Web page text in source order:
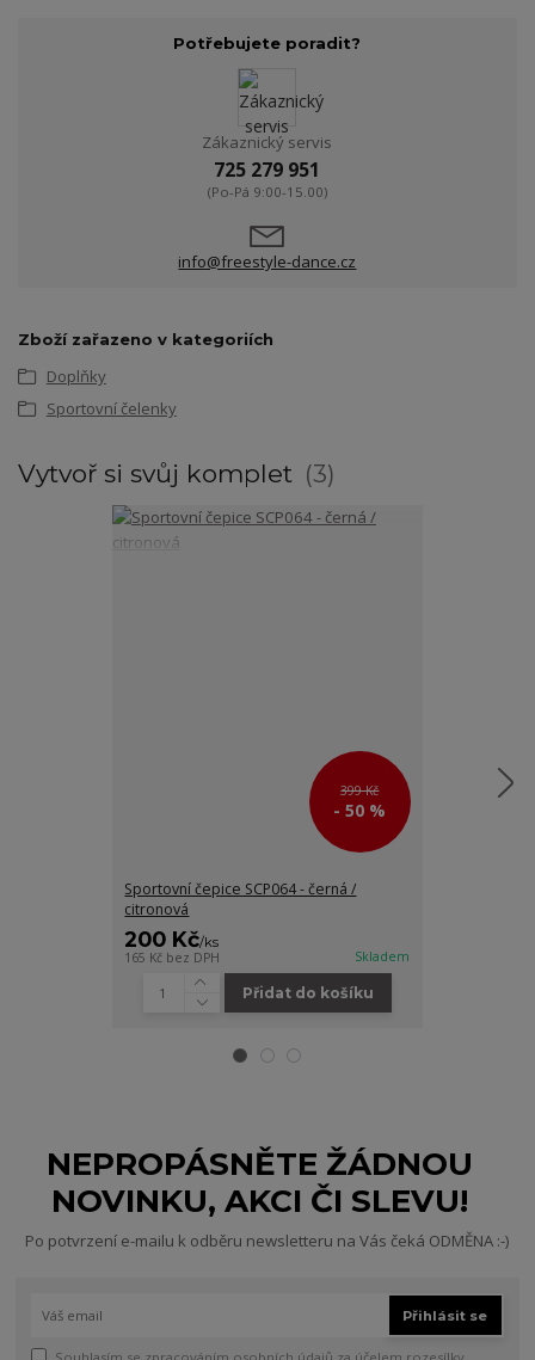
Potřebujete poradit?
Zákaznický servis
725 279 951
(Po-Pá 9:00-15.00)
info@freestyle-dance.cz
Zboží zařazeno v kategoriích
Doplňky
Sportovní čelenky
Vytvoř si svůj komplet 3
399 Kč
- 50 %
Sportovní čepice SCP064 - černá /
citronová
200 Kč/ks
165 Kč bez DPH Skladem
Přidat do košíku
NEPROPÁSNĚTE ŽÁDNOU
NOVINKU, AKCI ČI SLEVU!
Po potvrzení e-mailu k odběru newsletteru na Vás čeká ODMĚNA :-)
Přihlásit se